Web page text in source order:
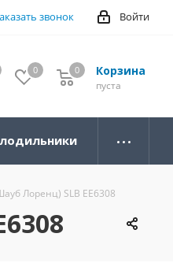
Войти
звонок
0 Корзина
0
пуста
0
Лоренц) SLB EE6308